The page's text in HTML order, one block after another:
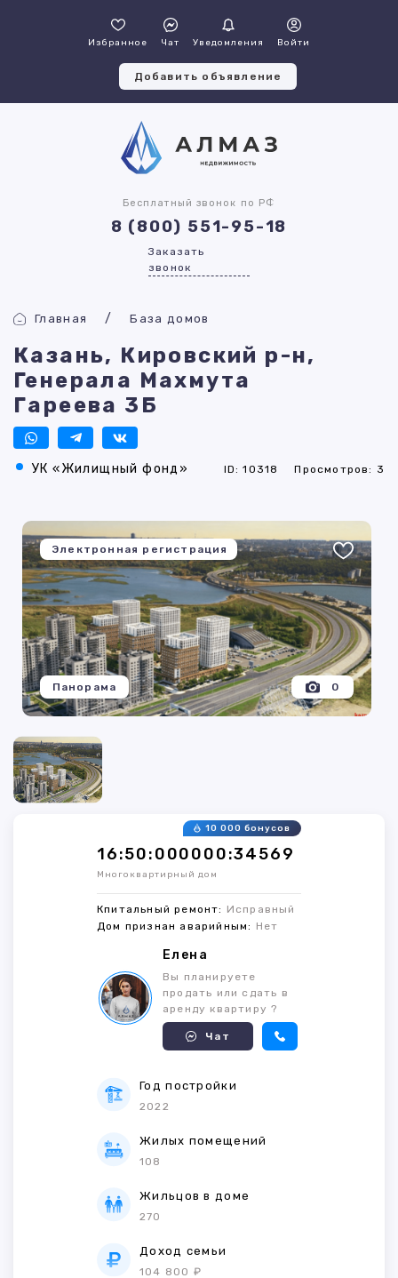
Избранное Чат Уведомления Войти
Добавить объявление
Бесплатный звонок по РФ
8 (800) 551-95-18
Заказать
звонок
Главная База домов
Казань, Кировский р-н,
Генерала Махмута
Гареева 3Б
УК «Жилищный фонд» ID: 10318 Просмотров: 3
Электронная регистрация
0
Панорама
16:50:000000:34569
10 000 бонусов
Многоквартирный дом
Кпитальный ремонт: Исправный
Дом признан аварийным: Нет
Елена
Вы планируете
продать или сдать в
аренду квартиру ?
Чат
Год постройки
2022
Жилых помещений
108
Жильцов в доме
270
Доход семьи
104 800 ₽